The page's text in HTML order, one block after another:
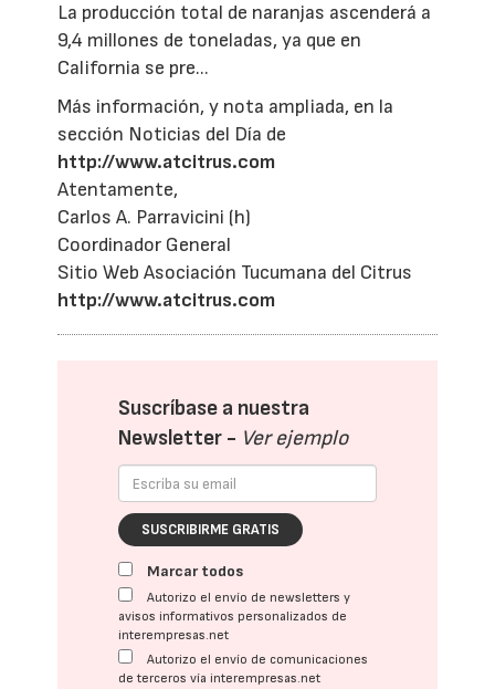
La producción total de naranjas ascenderá a
9,4 millones de toneladas, ya que en
California se pre...
Más información, y nota ampliada, en la
sección Noticias del Día de
http://www.atcitrus.com
Atentamente,
Carlos A. Parravicini (h)
Coordinador General
Sitio Web Asociación Tucumana del Citrus
http://www.atcitrus.com
Suscríbase a nuestra
Newsletter - Ver ejemplo
SUSCRIBIRME GRATIS
Marcar todos
Autorizo el envío de newsletters y
avisos informativos personalizados de
interempresas.net
Autorizo el envío de comunicaciones
de terceros vía interempresas.net